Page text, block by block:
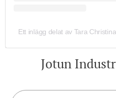
Ett inlägg delat av Tara
Jotun